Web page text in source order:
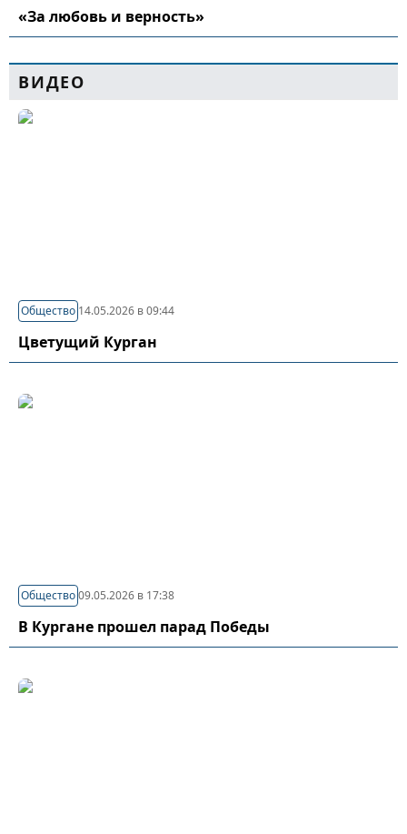
«За любовь и верность»
ВИДЕО
Общество 14.05.2026 в 09:44
Цветущий Курган
Общество09.05.2026 в 17:38
В Кургане прошел парад Победы